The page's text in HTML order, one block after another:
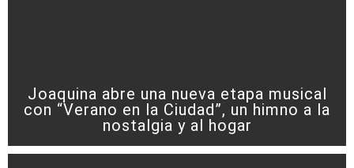
Joaquina abre una nueva etapa musical
con “Verano en la Ciudad”, un himno a la
nostalgia y al hogar